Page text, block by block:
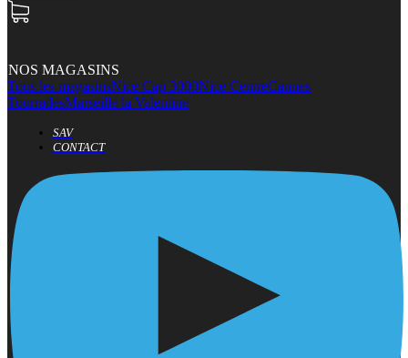
NOS MAGASINS
Tous les magasinsNice Cap 3000Nice CentreCannes
TourradesMarseille la Valentine
SAV
CONTACT